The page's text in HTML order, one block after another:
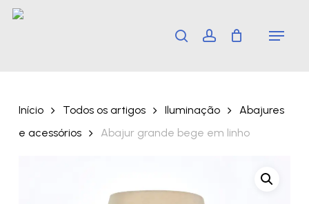
Skip
search account Menu
Início Todos os artigos Iluminação
Abajures
e acessórios
Abajur grande bege em linho